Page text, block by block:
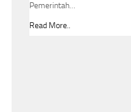
Pemerintah…
Read More..